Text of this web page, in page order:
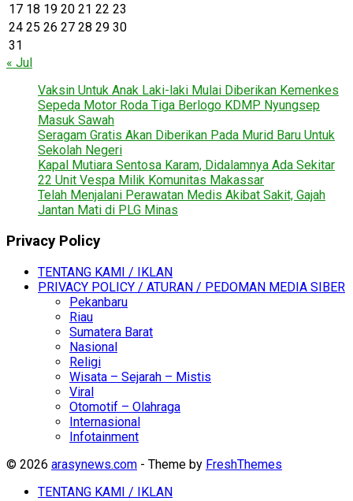
17 18 19 20 21 22 23
24 25 26 27 28 29 30
31
« Jul
Vaksin Untuk Anak Laki-laki Mulai Diberikan Kemenkes
Sepeda Motor Roda Tiga Berlogo KDMP Nyungsep
Masuk Sawah
Seragam Gratis Akan Diberikan Pada Murid Baru Untuk
Sekolah Negeri
Kapal Mutiara Sentosa Karam, Didalamnya Ada Sekitar
22 Unit Vespa Milik Komunitas Makassar
Telah Menjalani Perawatan Medis Akibat Sakit, Gajah
Jantan Mati di PLG Minas
Privacy Policy
TENTANG KAMI / IKLAN
PRIVACY POLICY / ATURAN / PEDOMAN MEDIA SIBER
Pekanbaru
Riau
Sumatera Barat
Nasional
Religi
Wisata – Sejarah – Mistis
Viral
Otomotif – Olahraga
Internasional
Infotainment
© 2026 arasynews.com - Theme by FreshThemes
TENTANG KAMI / IKLAN